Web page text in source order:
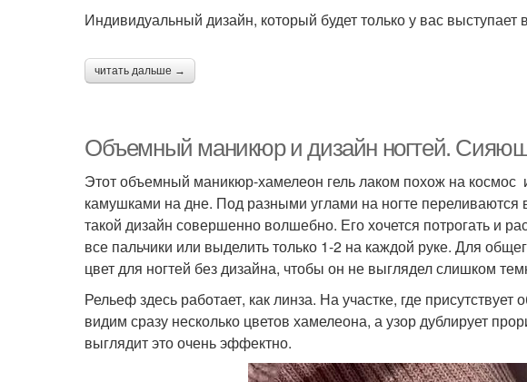
Индивидуальный дизайн, который будет только у вас
читать дальше →
Объемный маникюр и дизайн ногтей.
Этот объемный маникюр-хамелеон гель лаком похож на
камушками на дне. Под разными углами на ногте переливаются
такой дизайн совершенно волшебно. Его хочется потрогать и
все пальчики или выделить только 1-2 на каждой руке. Для
цвет для ногтей без дизайна, чтобы он не выглядел слишком
Рельеф здесь работает, как линза. На участке, где
видим сразу несколько цветов хамелеона, а узор дублирует
выглядит это очень эффектно.